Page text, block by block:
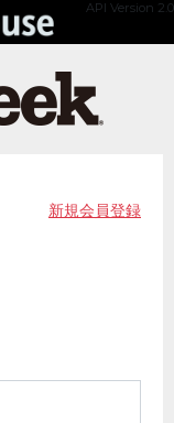
API Version 2.0
新規会員登録